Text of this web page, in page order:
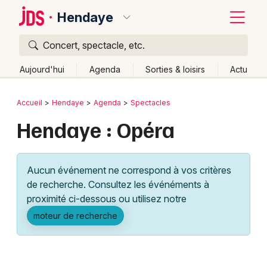
Hendaye
Concert, spectacle, etc.
Aujourd'hui Agenda Sorties & loisirs Actu
Publier un événement
Grands événements
Activité & Expérience
Manifestations
Bordeaux
Lille
Lyon
Marseille
Retour
Accueil Hendaye Agenda Spectacles
Hendaye : Opéra
Aucun événement ne correspond à vos critères
de recherche. Consultez les événéments à
proximité ci-dessous ou utilisez notre
moteur de recherche
Quoi ?
Où ?
Aquitaine
Partout Près de moi Changer de lieu
Quand ?
Ce week-end